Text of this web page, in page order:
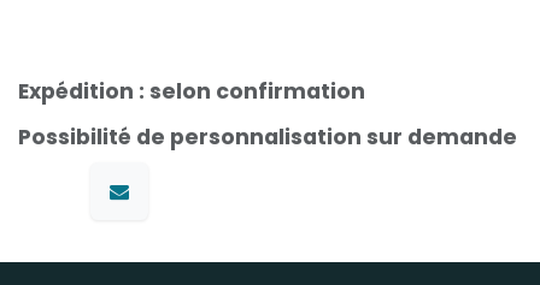
Expédition : selon confirmation
Possibilité de personnalisation sur demande